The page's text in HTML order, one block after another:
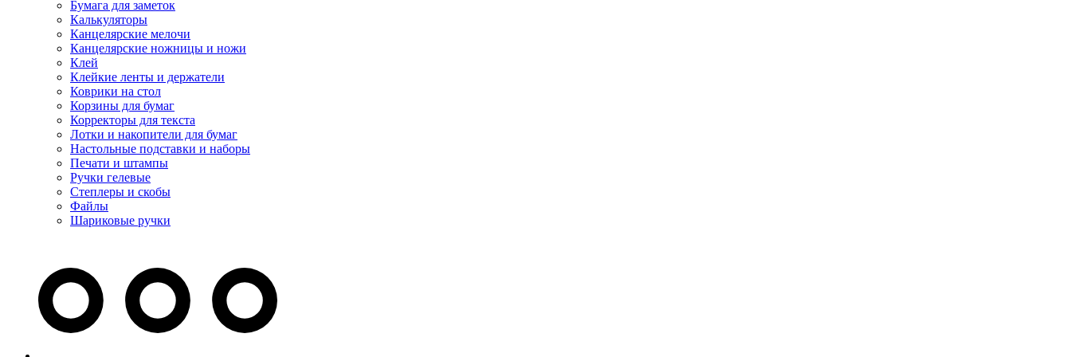
Бумага для заметок
Калькуляторы
Канцелярские мелочи
Канцелярские ножницы и ножи
Клей
Клейкие ленты и держатели
Коврики на стол
Корзины для бумаг
Корректоры для текста
Лотки и накопители для бумаг
Настольные подставки и наборы
Печати и штампы
Ручки гелевые
Степлеры и скобы
Файлы
Шариковые ручки